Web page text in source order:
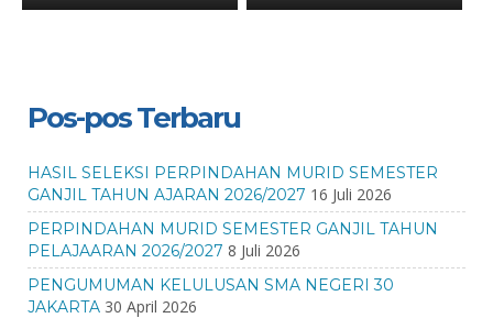
Pos-pos Terbaru
HASIL SELEKSI PERPINDAHAN MURID SEMESTER
GANJIL TAHUN AJARAN 2026/2027 16 Juli 2026
PERPINDAHAN MURID SEMESTER GANJIL TAHUN
PELAJAARAN 2026/2027 8 Juli 2026
PENGUMUMAN KELULUSAN SMA NEGERI 30
JAKARTA 30 April 2026